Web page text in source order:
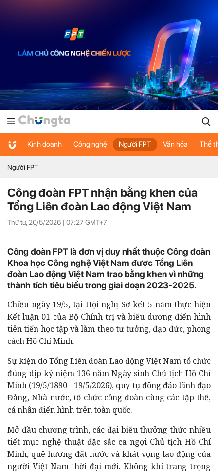
Kinh doanh Công nghệ Người FPT Văn hóa Thể
Người FPT
Công đoàn FPT nhận bằng khen của
Tổng Liên đoàn Lao động Việt Nam
Thứ tư, 20/5/2026 | 07:27 GMT+7
Công đoàn FPT là đơn vị duy nhất thuộc Công đoàn
Khoa học Công nghệ Việt Nam được Tổng Liên
đoàn Lao động Việt Nam trao bằng khen vì những
thành tích tiêu biểu trong giai đoạn 2023-2025.
Chiều ngày 19/5, tại Hội nghị Sơ kết 5 năm thực hiện
Kết luận 01 của Bộ Chính trị và biểu dương điển hình
tiên tiến học tập và làm theo tư tưởng, đạo đức, phong
cách Hồ Chí Minh.
Sự kiện do Tổng Liên đoàn Lao động Việt Nam tổ chức
đúng dịp kỷ niệm 136 năm Ngày sinh Chủ tịch Hồ Chí
Minh (19/5/1890 - 19/5/2026), quy tụ đông đảo lãnh đạo
Đảng, Nhà nước, tổ chức công đoàn cùng các tập thể,
cá nhân điển hình trên toàn quốc.
Mở đầu chương trình, các đại biểu thưởng thức nhiều
tiết mục nghệ thuật đặc sắc ca ngợi Chủ tịch Hồ Chí
Minh, quê hương đất nước và khát vọng lao động của
người Việt Nam thời đại mới. Không khí trang trọng